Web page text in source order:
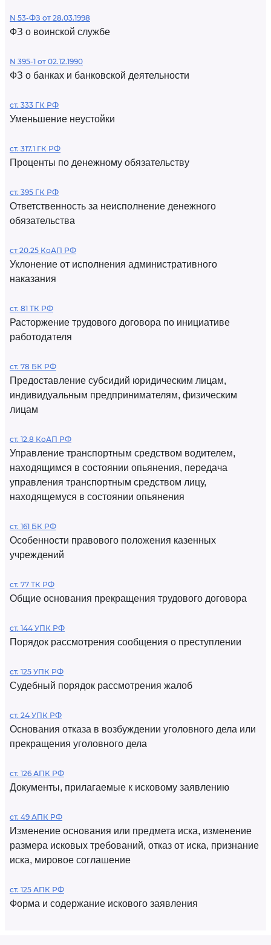
N 53-ФЗ от 28.03.1998
ФЗ о воинской службе
N 395-1 от 02.12.1990
ФЗ о банках и банковской деятельности
ст. 333 ГК РФ
Уменьшение неустойки
ст. 317.1 ГК РФ
Проценты по денежному обязательству
ст. 395 ГК РФ
Ответственность за неисполнение денежного
обязательства
ст 20.25 КоАП РФ
Уклонение от исполнения административного
наказания
ст. 81 ТК РФ
Расторжение трудового договора по инициативе
работодателя
ст. 78 БК РФ
Предоставление субсидий юридическим лицам,
индивидуальным предпринимателям, физическим
лицам
ст. 12.8 КоАП РФ
Управление транспортным средством водителем,
находящимся в состоянии опьянения, передача
управления транспортным средством лицу,
находящемуся в состоянии опьянения
ст. 161 БК РФ
Особенности правового положения казенных
учреждений
ст. 77 ТК РФ
Общие основания прекращения трудового договора
ст. 144 УПК РФ
Порядок рассмотрения сообщения о преступлении
ст. 125 УПК РФ
Судебный порядок рассмотрения жалоб
ст. 24 УПК РФ
Основания отказа в возбуждении уголовного дела или
прекращения уголовного дела
ст. 126 АПК РФ
Документы, прилагаемые к исковому заявлению
ст. 49 АПК РФ
Изменение основания или предмета иска, изменение
размера исковых требований, отказ от иска, признание
иска, мировое соглашение
ст. 125 АПК РФ
Форма и содержание искового заявления